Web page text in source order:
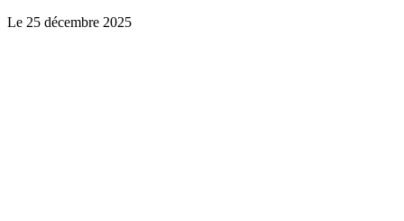
Le 25 décembre 2025